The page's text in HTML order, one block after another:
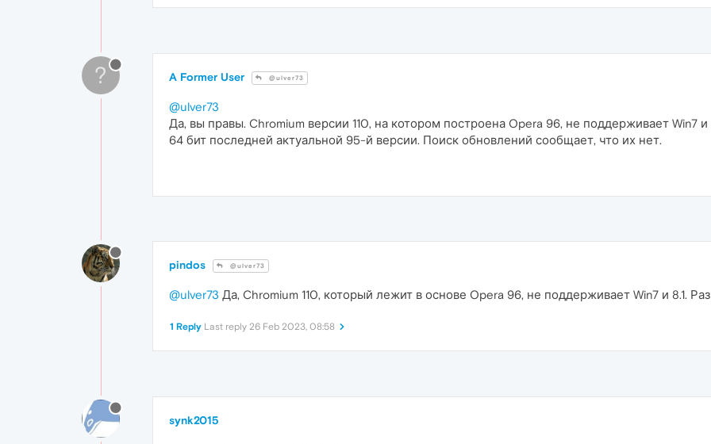
? A Former User @ulver73
@ulver73
Да, вы правы. Chromium версии 110, на котором построена Opera 96, не поддерживает Win7
64 бит последней актуальной 95-й версии. Поиск обновлений сообщает, что их нет.
pindos @ulver73
@ulver73 Да, Chromium 110, который лежит в основе Opera 96, не поддерживает Win7 и 8.1.
1 Reply Last reply 26 Feb 2023, 08:58
synk2015